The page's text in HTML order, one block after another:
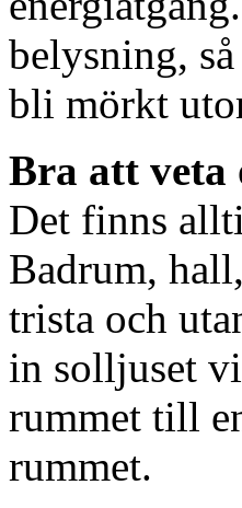
belysning,
bli mörkt
Bra att
Det finns
Badrum,
trista och
in solljuset
rummet till
rummet.